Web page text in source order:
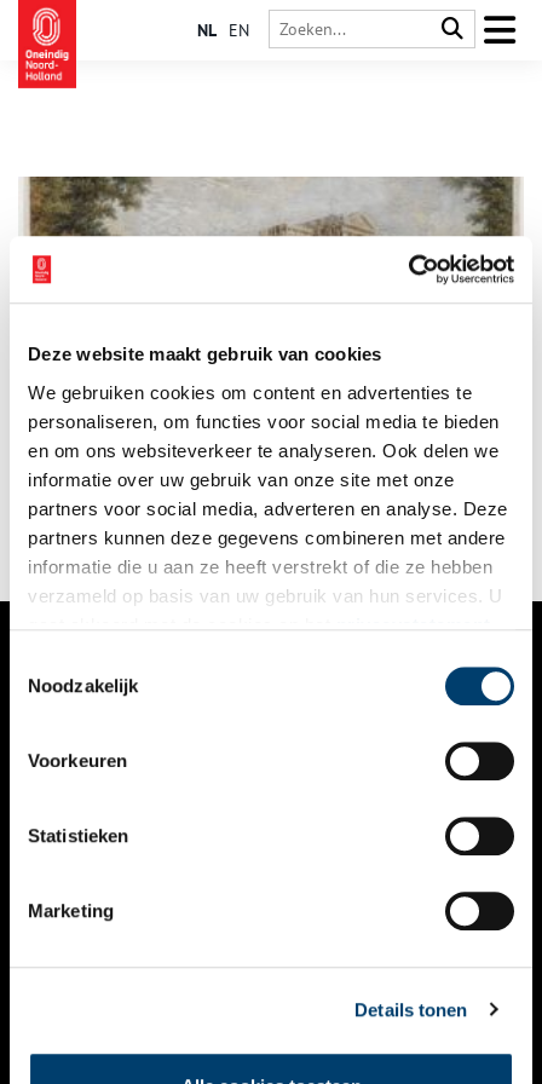
Deze website maakt gebruik van cookies
We gebruiken cookies om content en advertenties te
personaliseren, om functies voor social media te bieden
en om ons websiteverkeer te analyseren. Ook delen we
informatie over uw gebruik van onze site met onze
partners voor social media, adverteren en analyse. Deze
partners kunnen deze gegevens combineren met andere
informatie die u aan ze heeft verstrekt of die ze hebben
verzameld op basis van uw gebruik van hun services. U
Noodzakelijk
Voorkeuren
Statistieken
Marketing
Details tonen
NL EN
De steenrijke koopman-bankier Henry Hope koopt in 1769 een
buitenverblijfje aan de Dreef in Haarlem. Maar daar blijft het
niet bij. Hope koopt alle omringende tuinen en huizen en hij
begint aan een ongekend groot project: de bouw van
Paviljoen Welgelegen.
VERHALEN
KALENDER
THEMA’S
VIDEO’S
CONTACT